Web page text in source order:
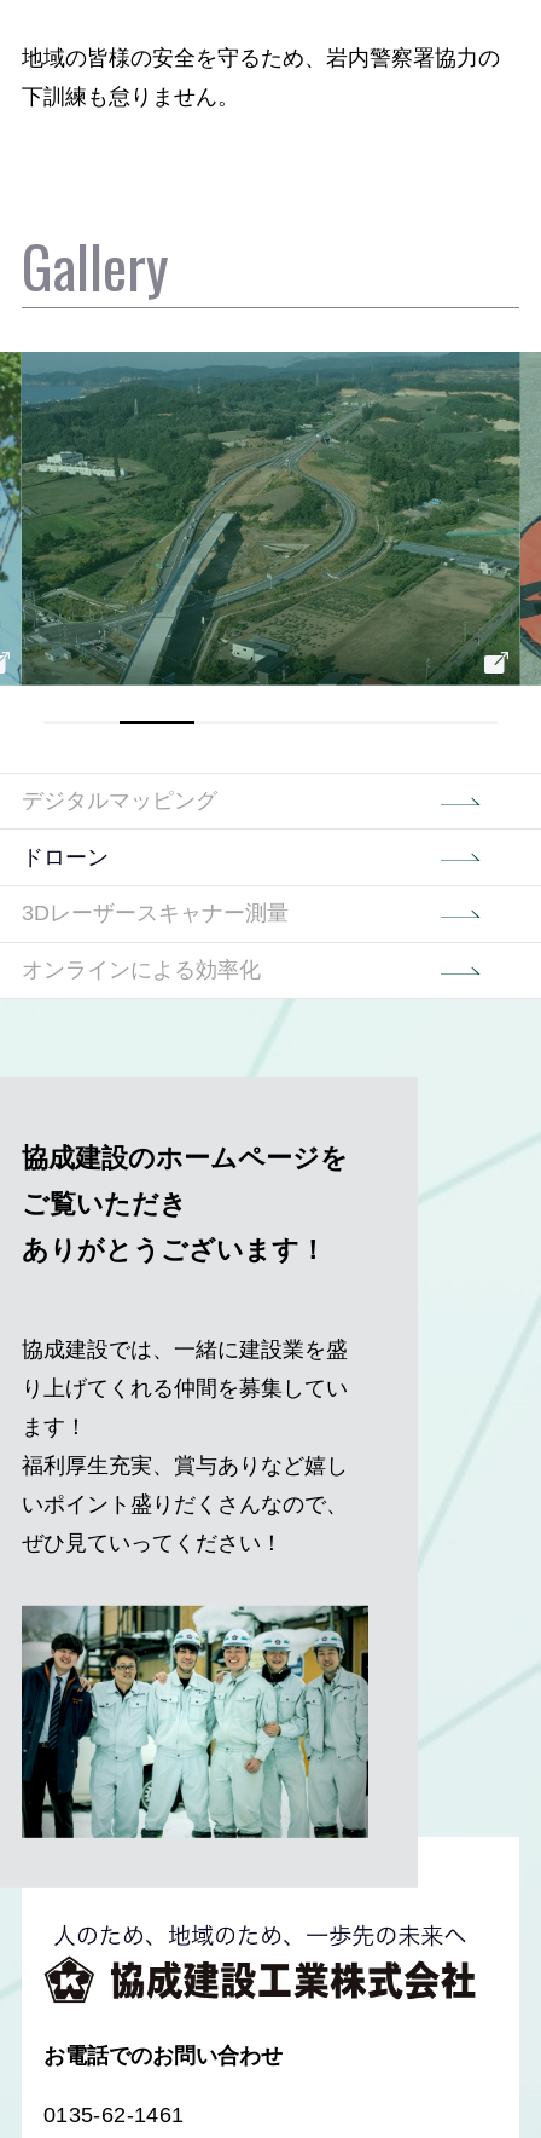
地域の皆様の安全を守るため、岩内警察署協力の
下訓練も怠りません。
Gallery
デジタルマッピング
ドローン
3Dレーザースキャナー測量
オンラインによる効率化
協成建設のホームページを
ご覧いただき
ありがとうございます！
協成建設では、一緒に建設業を盛
り上げてくれる仲間を募集してい
ます！
福利厚生充実、賞与ありなど嬉し
いポイント盛りだくさんなので、
ぜひ見ていってください！
お電話でのお問い合わせ
0135-62-1461